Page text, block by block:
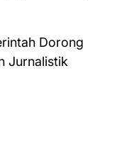
Dorong
Jurnalistik